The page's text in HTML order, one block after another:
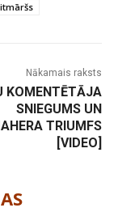
Nākamais raksts
KOMENTĒTĀJA
SNIEGUMS UN
TRIUMFS
[VIDEO]